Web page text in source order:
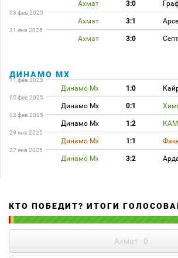
Ахмат 3:0
03 фев 2025
Ахмат 3:1
31 янв 2025
Ахмат 3:0
ДИНАМО МХ
11 фев 2025
Динамо Мх 1:0
05 фев 2025
Динамо Мх 0:1
02 фев 2025
Динамо Мх 1:2
29 янв 2025
Динамо Мх 1:1
27 янв 2025
Динамо Мх 3:2
КТО ПОБЕДИТ? ИТОГИ
Ахмат 0